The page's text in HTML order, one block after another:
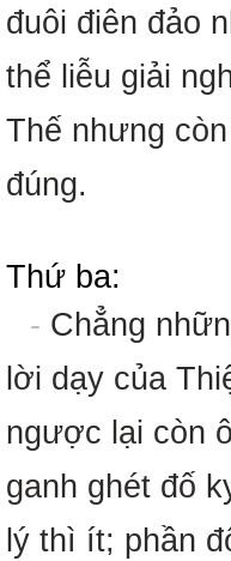
đuôi điên đảo
thể liễu giải
Thế nhưng
đúng.
Thứ ba:
- Chẳng
lời dạy của
ngược lại còn
ganh ghét đố
lý thì ít; phần